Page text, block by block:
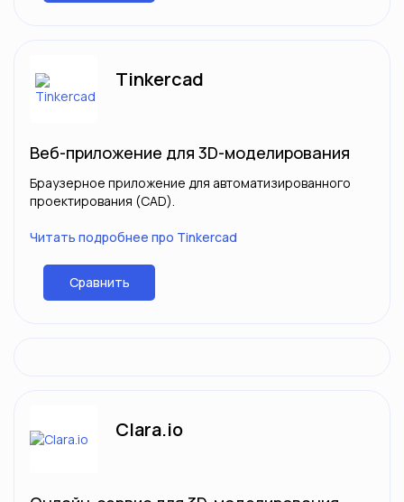
Tinkercad
Веб-приложение для 3D-моделирования
Браузерное приложение для автоматизированного
проектирования (CAD).
Читать подробнее про Tinkercad
Сравнить
Clara.io